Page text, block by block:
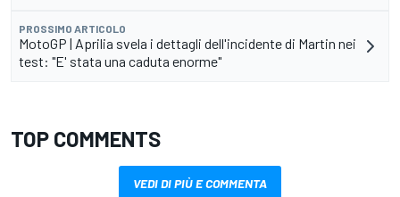
PROSSIMO ARTICOLO
MotoGP | Aprilia svela i dettagli dell'incidente di Martin nei
test: "E' stata una caduta enorme"
TOP COMMENTS
VEDI DI PIÙ E COMMENTA